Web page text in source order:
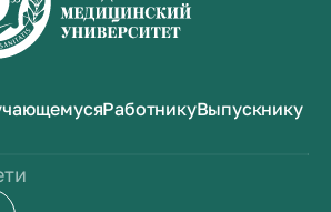
Им было
3 доктора медицинских наук,
медицинских наук,
Возглавлял
научное общество
был инициатором и
первого диссертационного
РаботникуВыпускнику